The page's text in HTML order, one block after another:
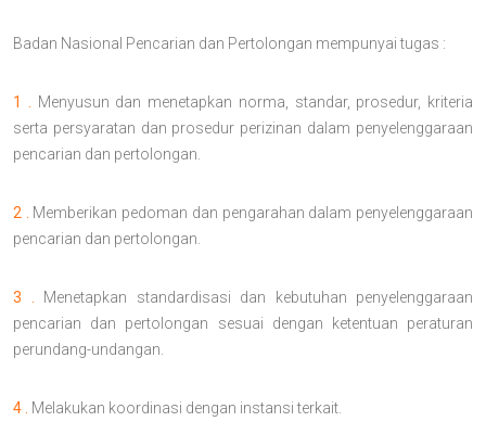
Badan Nasional Pencarian dan Pertolongan mempunyai tugas :
1 . Menyusun dan menetapkan norma, standar, prosedur, kriteria
serta persyaratan dan prosedur perizinan dalam penyelenggaraan
pencarian dan pertolongan.
2 . Memberikan pedoman dan pengarahan dalam penyelenggaraan
pencarian dan pertolongan.
3 . Menetapkan standardisasi dan kebutuhan penyelenggaraan
pencarian dan pertolongan sesuai dengan ketentuan peraturan
perundang-undangan.
4 . Melakukan koordinasi dengan instansi terkait.